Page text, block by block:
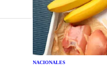
NACIONALES